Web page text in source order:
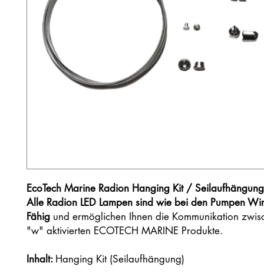
EcoTech Marine Radion Hanging Kit / Seilaufhängung
Alle Radion LED Lampen sind wie bei den Pumpen
Fähig und ermöglichen Ihnen die Kommunikation
"w" aktivierten ECOTECH MARINE Produkte.
Inhalt: Hanging Kit (Seilaufhängung)